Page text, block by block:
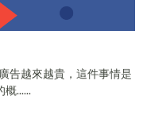
告越來越貴，這件事情是
......